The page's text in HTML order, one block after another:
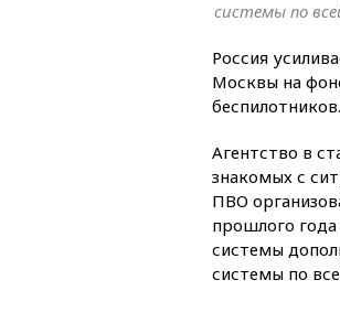
системы по
Россия
Москвы на
Агентство в
знакомых с
ПВО
прошлого года
системы
системы по